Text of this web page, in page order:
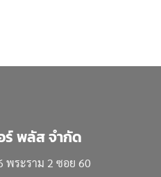
ร์ พลัส จำกัด
พระราม 2 ซอย 60